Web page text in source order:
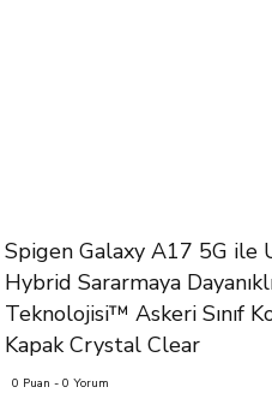
Spigen Galaxy A17 5G ile
Hybrid Sararmaya
Teknolojisi™ Askeri Sınıf
Kapak Crystal Clear
0 Puan - 0 Yorum